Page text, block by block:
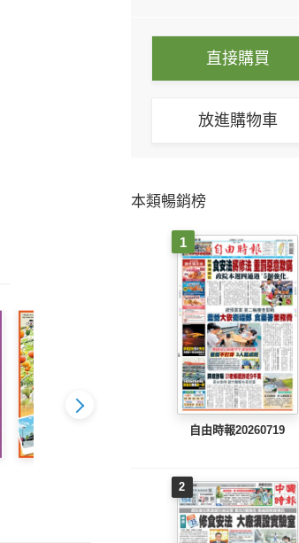
中時旺到報(0430
EPUB完整版)
直接購買
放進購物車
本類暢銷榜
1
自由時報20260719
2